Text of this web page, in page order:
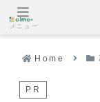
Home
PR
メニュー